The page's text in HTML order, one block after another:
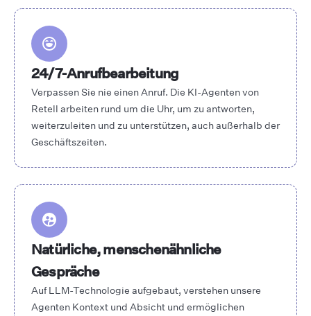
24/7-Anrufbearbeitung
Verpassen Sie nie einen Anruf. Die KI-Agenten von
Retell arbeiten rund um die Uhr, um zu antworten,
weiterzuleiten und zu unterstützen, auch außerhalb der
Geschäftszeiten.
Natürliche, menschenähnliche
Gespräche
Auf LLM-Technologie aufgebaut, verstehen unsere
Agenten Kontext und Absicht und ermöglichen